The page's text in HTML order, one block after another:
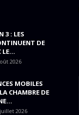
3 : LES
DE
LE...
2026
MOBILES
CHAMBRE DE
2026